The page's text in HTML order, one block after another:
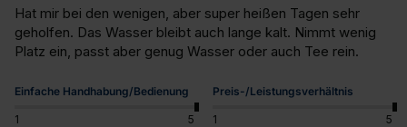
Hat mir bei den wenigen, aber super heißen Tagen sehr
geholfen. Das Wasser bleibt auch lange kalt. Nimmt wenig
Platz ein, passt aber genug Wasser oder auch Tee rein.
Einfache Handhabung/Bedienung
1 5
Preis-/Leistungsverhältnis
1
5